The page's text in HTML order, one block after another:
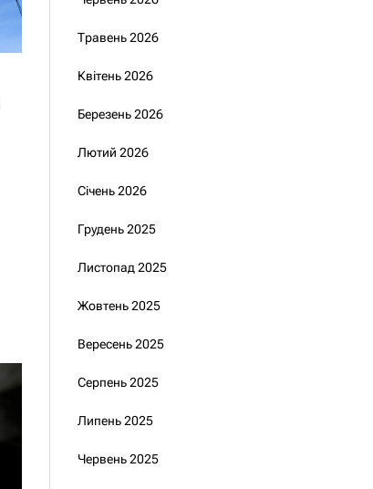
Травень 2026
Квітень 2026
Березень 2026
Лютий 2026
Січень 2026
Грудень 2025
Листопад 2025
Жовтень 2025
Вересень 2025
Серпень 2025
Липень 2025
Червень 2025